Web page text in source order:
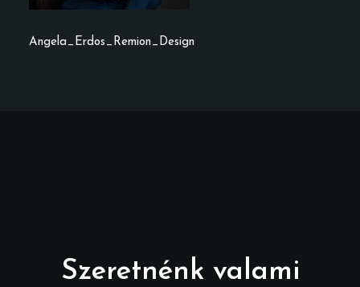
Angela_Erdos_Remion_Design
Szeretnénk valami